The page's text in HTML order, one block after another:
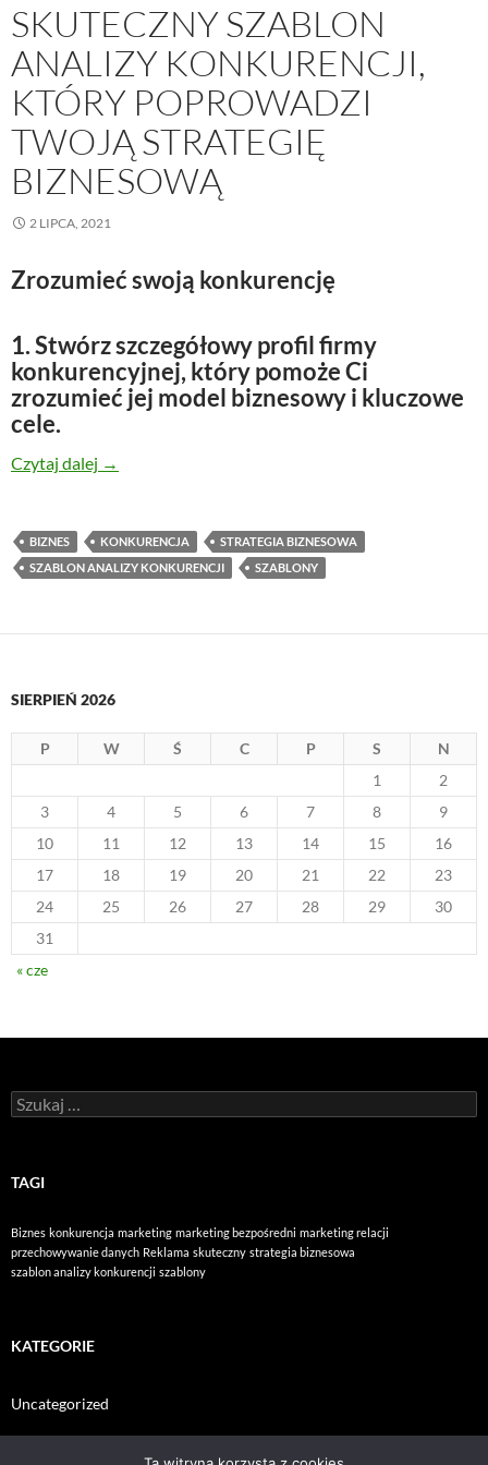
SKUTECZNY SZABLON
ANALIZY KONKURENCJI,
KTÓRY POPROWADZI
TWOJĄ STRATEGIĘ
BIZNESOWĄ
2 LIPCA, 2021
Zrozumieć swoją konkurencję
1. Stwórz szczegółowy profil firmy
konkurencyjnej, który pomoże Ci
zrozumieć jej model biznesowy i kluczowe
cele.
Czytaj dalej Skuteczny szablon analizy konkurencji, który
→
BIZNES KONKURENCJA
STRATEGIA BIZNESOWA
SZABLON ANALIZY KONKURENCJI
SZABLONY
SIERPIEŃ 2026
P W Ś C P S
N
1
2
3
4 5 6 7 8
9
10
11 12 13 14 15
16
17
18 19 20 21 22
23
24
25 26 27 28 29
30
31
« cze
Szukaj:
TAGI
Biznes konkurencja marketing marketing bezpośredni marketing relacji
przechowywanie danych Reklama skuteczny strategia biznesowa
szablon analizy konkurencji szablony
KATEGORIE
Uncategorized